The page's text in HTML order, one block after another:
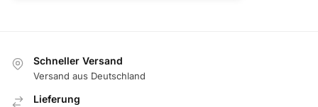
Schneller Versand
Versand aus Deutschland
Lieferung